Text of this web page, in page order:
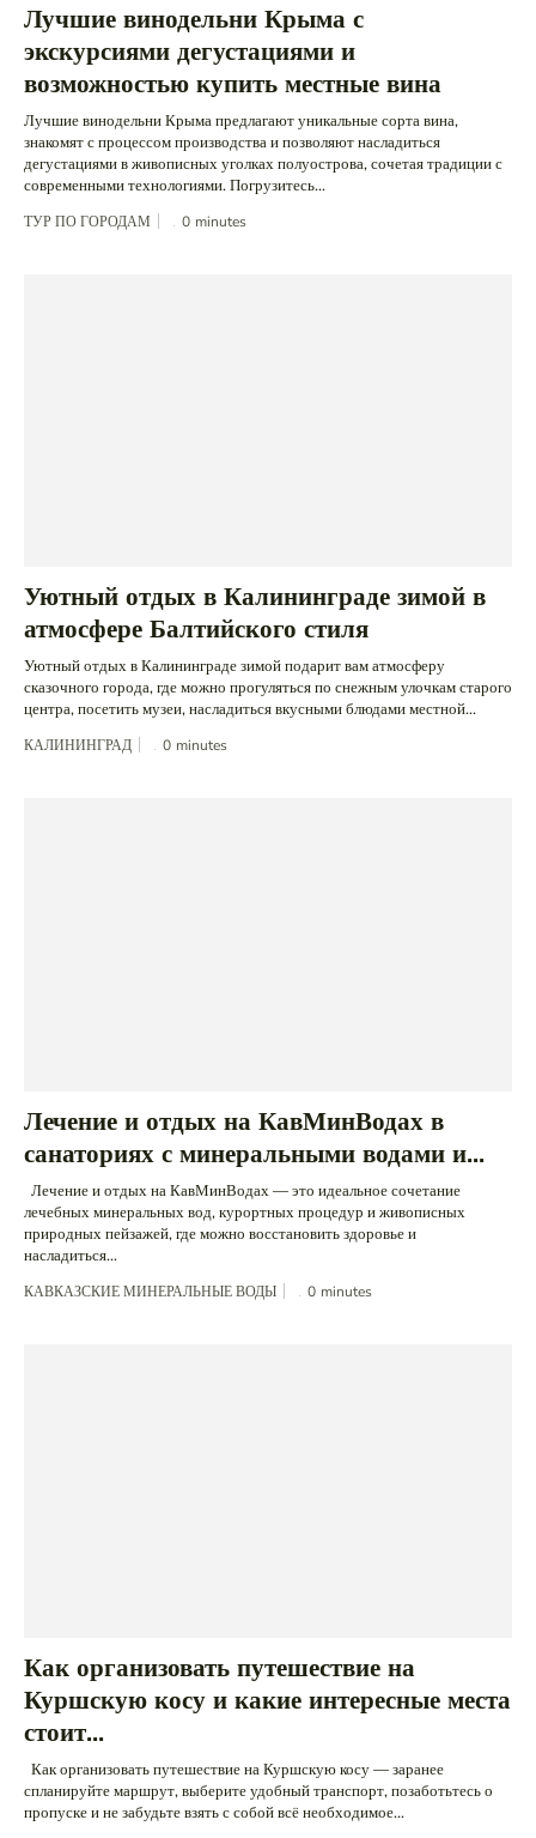
Лучшие винодельни Крыма с
экскурсиями дегустациями и
возможностью купить местные вина
Лучшие винодельни Крыма предлагают уникальные сорта вина,
знакомят с процессом производства и позволяют насладиться
дегустациями в живописных уголках полуострова, сочетая традиции с
современными технологиями. Погрузитесь...
ТУР ПО ГОРОДАМ 0 minutes
Уютный отдых в Калининграде зимой в
атмосфере Балтийского стиля
Уютный отдых в Калининграде зимой подарит вам атмосферу
сказочного города, где можно прогуляться по снежным улочкам старого
центра, посетить музеи, насладиться вкусными блюдами местной...
КАЛИНИНГРАД 0 minutes
Лечение и отдых на КавМинВодах в
санаториях с минеральными водами и...
лечебных минеральных вод, курортных процедур и живописных
природных пейзажей, где можно восстановить здоровье и
насладиться...
КАВКАЗСКИЕ МИНЕРАЛЬНЫЕ ВОДЫ 0 minutes
Как организовать путешествие на
Куршскую косу и какие интересные места
стоит...
спланируйте маршрут, выберите удобный транспорт, позаботьтесь о
пропуске и не забудьте взять с собой всё необходимое...